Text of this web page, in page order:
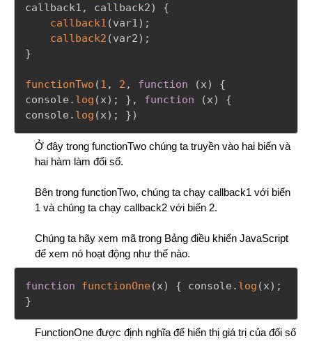
callback1 , callback2)
{
callback1 (var1 ) ;
callback2 (var2) ;
}
functionTwo (1 , 2 , function (x)
{
console . log (x) ; } , function (x)
{
console . log (x) ; })
Ở đây trong functionTwo chúng ta truyền vào hai biến và
hai hàm làm đối số.
Bên trong functionTwo, chúng ta chạy callback1 với biến
1 và chúng ta chạy callback2 với biến 2.
Chúng ta hãy xem mã trong Bảng điều khiển JavaScript
để xem nó hoạt động như thế nào.
function functionOne(x) { console . log (x) ;
}
FunctionOne được định nghĩa để hiển thị giá trị của đối số